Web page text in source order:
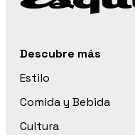
Descubre más
Estilo
Comida y Bebida
Cultura